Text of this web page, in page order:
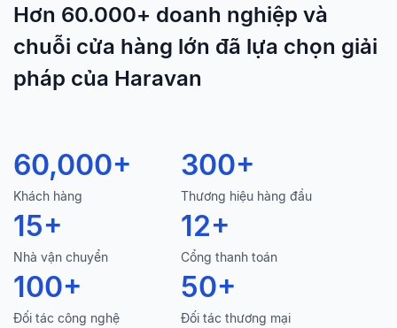
Hơn 60.000+ doanh nghiệp và
chuỗi cửa hàng lớn đã lựa chọn giải
pháp của Haravan
60,000+
Khách hàng
300+
Thương hiệu hàng đầu
15+
Nhà vận chuyển
12+
Cổng thanh toán
100+
Đối tác công nghệ
50+
Đối tác thương mại